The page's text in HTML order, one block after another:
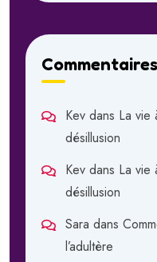
Commentaires
Kev dans La vie
désillusion
Kev dans La vie
désillusion
Sara dans
l’adultère